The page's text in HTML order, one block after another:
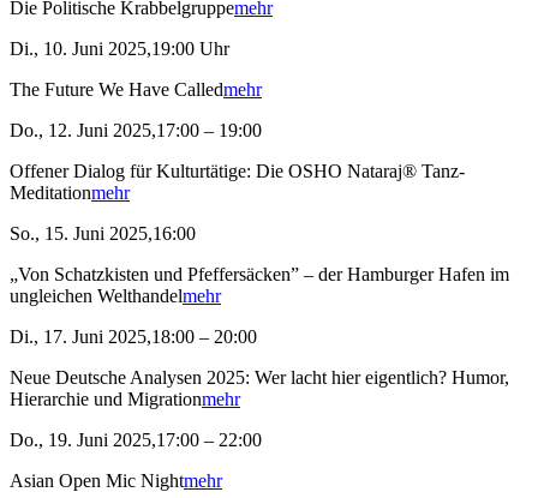
Die Politische Krabbelgruppemehr
Di., 10. Juni 2025,19:00 Uhr
The Future We Have Calledmehr
Do., 12. Juni 2025,17:00 – 19:00
Offener Dialog für Kulturtätige: Die OSHO Nataraj® Tanz-
Meditationmehr
So., 15. Juni 2025,16:00
„Von Schatzkisten und Pfeffersäcken” – der Hamburger Hafen im
ungleichen Welthandelmehr
Di., 17. Juni 2025,18:00 – 20:00
Neue Deutsche Analysen 2025: Wer lacht hier eigentlich? Humor,
Hierarchie und Migrationmehr
Do., 19. Juni 2025,17:00 – 22:00
Asian Open Mic Nightmehr